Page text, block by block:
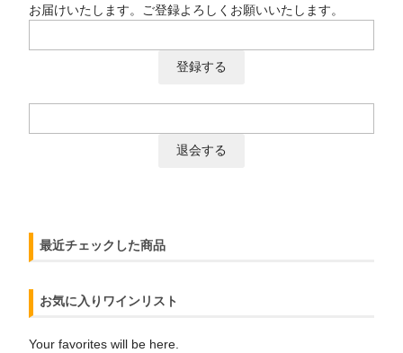
お届けいたします。ご登録よろしくお願いいたします。
最近チェックした商品
お気に入りワインリスト
Your favorites will be here.